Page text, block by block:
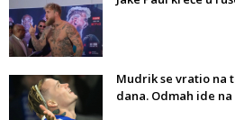
Mudrik se vratio na
dana. Odmah ide na